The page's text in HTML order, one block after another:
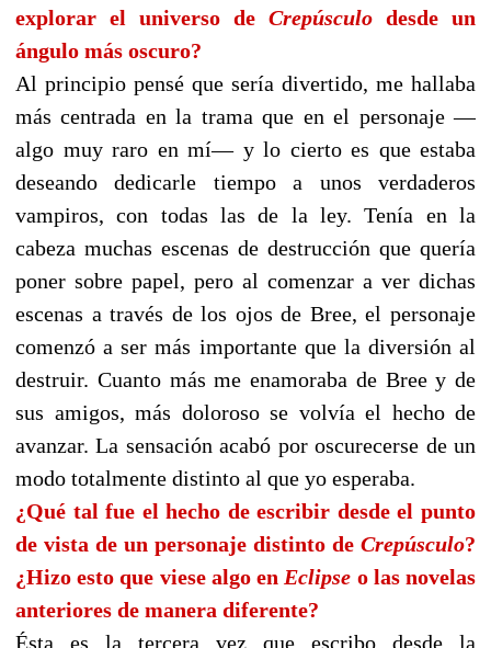
explorar el universo de Crepúsculo desde un
ángulo más oscuro?
Al principio pensé que sería divertido, me hallaba
más centrada en la trama que en el personaje —
algo muy raro en mí— y lo cierto es que estaba
deseando dedicarle tiempo a unos verdaderos
vampiros, con todas las de la ley. Tenía en la
cabeza muchas escenas de destrucción que quería
poner sobre papel, pero al comenzar a ver dichas
escenas a través de los ojos de Bree, el personaje
comenzó a ser más importante que la diversión al
destruir. Cuanto más me enamoraba de Bree y de
sus amigos, más doloroso se volvía el hecho de
avanzar. La sensación acabó por oscurecerse de un
modo totalmente distinto al que yo esperaba.
¿Qué tal fue el hecho de escribir desde el punto
de vista de un personaje distinto de Crepúsculo?
¿Hizo esto que viese algo en Eclipse o las novelas
anteriores de manera diferente?
Ésta es la tercera vez que escribo desde la